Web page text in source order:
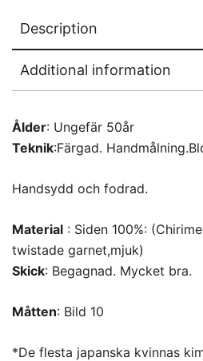
Description
Additional information
Ålder: Ungefär 50år
Teknik:Färgad.
Handsydd och fodrad.
Material : Siden 100%:
twistade garnet,mjuk)
Skick: Begagnad. Mycket bra.
Måtten: Bild 10
*De flesta japanska kvinnas